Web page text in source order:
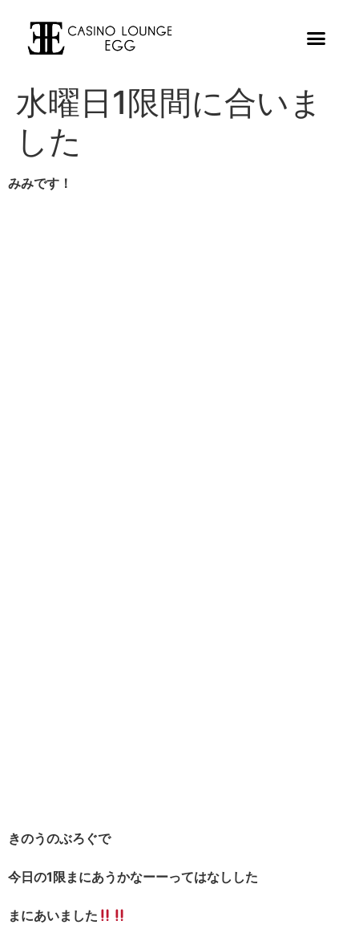
水曜日1限間に合いま
した
みみです！
きのうのぶろぐで
今日の1限まにあうかなーーってはなしした
まにあいました